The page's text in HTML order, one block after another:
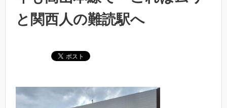
と関西人の難読駅へ